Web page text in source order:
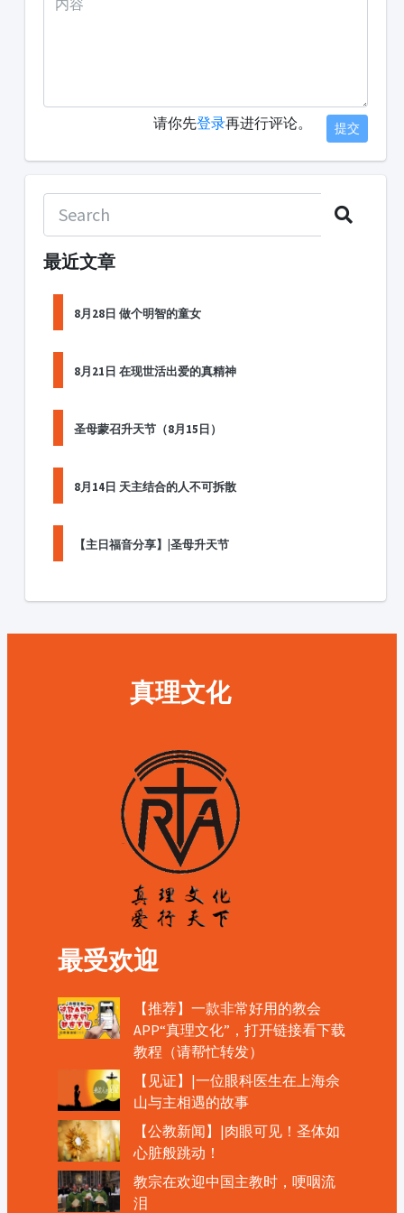
请你先登录再进行评论。 提交
最近文章
8月28日 做个明智的童女
8月21日 在现世活出爱的真精神
圣母蒙召升天节（8月15日）
8月14日 天主结合的人不可拆散
【主日福音分享】|圣母升天节
真理文化
最受欢迎
【推荐】一款非常好用的教会
APP“真理文化”，打开链接看下载
教程（请帮忙转发）
【见证】|一位眼科医生在上海佘
山与主相遇的故事
【公教新闻】|肉眼可见！圣体如
心脏般跳动！
教宗在欢迎中国主教时，哽咽流
泪